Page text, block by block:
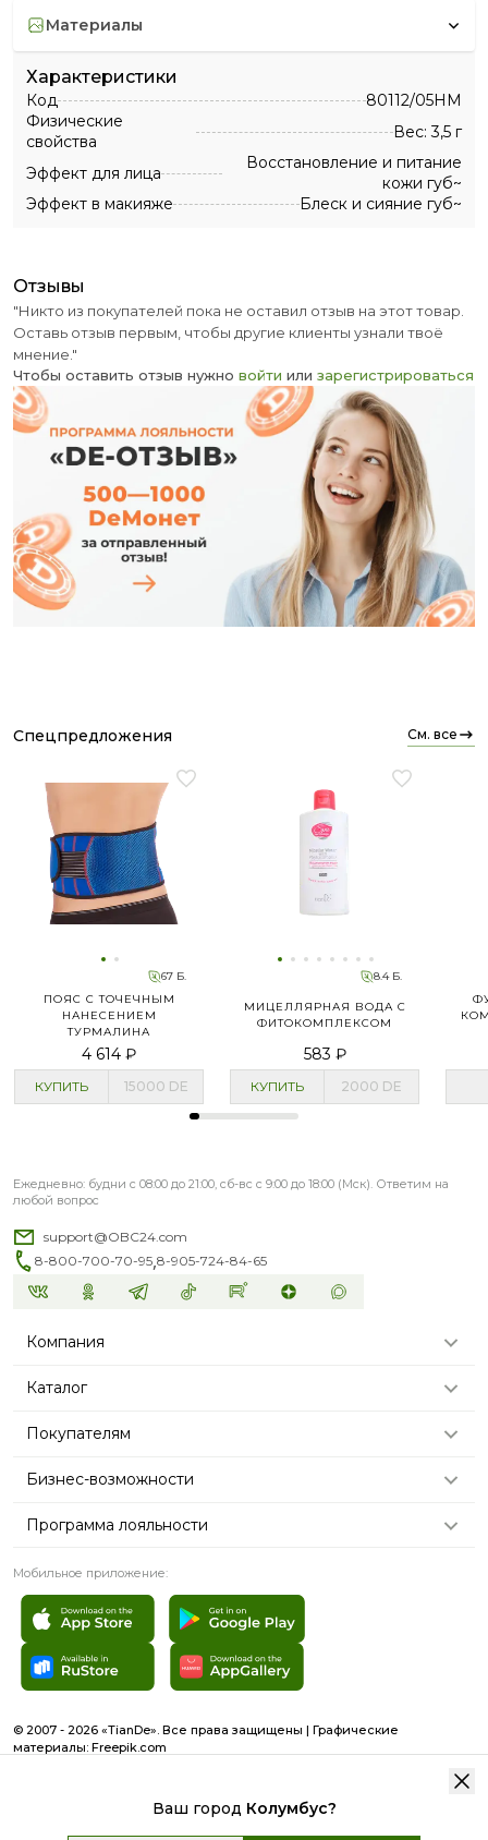
Ваш город Колумбус?
материалы
Характеристики
Код
80112/05HM
Физические
свойства
Вес: 3,5 г
Эффект для лица
Восстановление и питание
кожи губ~
Эффект в макияже
Блеск и сияние губ~
отзывы
"Никто из покупателей пока не оставил отзыв на этот товар.
Оставь отзыв первым, чтобы другие клиенты узнали твоё
мнение."
Чтобы оставить отзыв нужно войти или зарегистрироваться
спецпредложения см. все
67 Б.
ПОЯС С ТОЧЕЧНЫМ
НАНЕСЕНИЕМ
ТУРМАЛИНА
4 614 ₽
КУПИТЬ 15000 DE
8.4 Б.
МИЦЕЛЛЯРНАЯ ВОДА С
ФИТОКОМПЛЕКСОМ
583 ₽
КУПИТЬ 2000 DE
Ежедневно: будни с 08:00 до 21:00, сб-вс с 9:00 до 18:00 (Мск). Ответим на
любой вопрос
support@OBC24.com
8-800-700-70-95,8-905-724-84-65
Компания
Каталог
Покупателям
Бизнес-возможности
Программа лояльности
Мобильное приложение:
© 2007 - 2026 «TianDe». Все права защищены | Графические
материалы: Freepik.com